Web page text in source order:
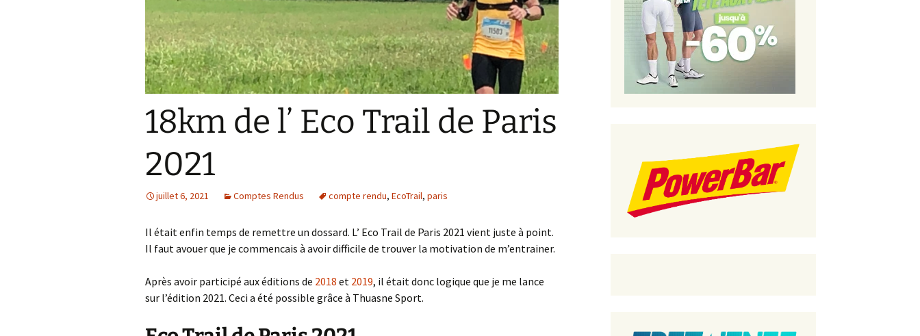
Résultats 2021
Résultats 2020
Résultats 2019
Résultats 2018
Résultats 2015
Résultats 2016
Comptes Rendus
18km de l’ Eco Trail de Paris
2021
juillet 6, 2021 Comptes Rendus compte rendu, EcoTrail, paris
Il était enfin temps de remettre un dossard. L’ Eco Trail de Paris 2021 vient juste à point.
Il faut avouer que je commencais à avoir difficile de trouver la motivation de m’entrainer.
Après avoir participé aux éditions de 2018 et 2019, il était donc logique que je me lance
sur l’édition 2021. Ceci a été possible grâce à Thuasne Sport.